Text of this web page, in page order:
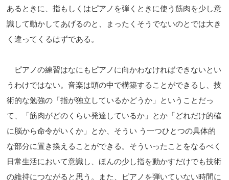
あるときに、指もしくはピアノを弾くときに使う筋肉を少し意
識して動かしてあげるのと、まったくそうでないのとでは大き
く違ってくるはずである。
ピアノの練習はなにもピアノに向かわなければできないとい
うわけではない。音楽は頭の中で構築することができるし、技
術的な勉強の「指が独立しているかどうか」ということだっ
て、「筋肉がどのくらい発達しているか」とか「どれだけ的確
に脳から命令がいくか」とか、そうい う一つひとつの具体的
な部分に置き換えることができる。そういったことをなるべく
日常生活において意識し、ほんの少し指を動かすだけでも技術
の維持につながると思う。また、ピアノを弾いていない時間に